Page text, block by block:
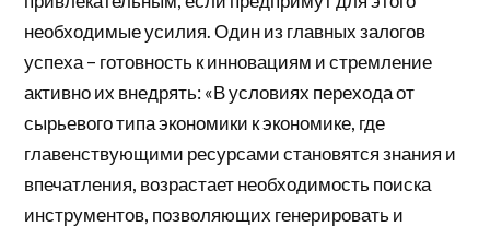
необходимые усилия. Один из главных залогов
успеха – готовность к инновациям и стремление
активно их внедрять: «В условиях перехода от
сырьевого типа экономики к экономике, где
главенствующими ресурсами становятся знания и
впечатления, возрастает необходимость поиска
инструментов, позволяющих генерировать и